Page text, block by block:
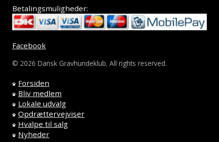
Betalingsmuligheder:
Facebook
© 2026 Dansk Gravhundeklub. All rights reserved.
Forsiden
Bliv medlem
Lokale udvalg
Opdrættervejviser
Hvalpe til salg
Nyheder